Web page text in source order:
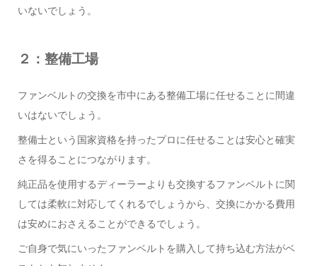
いないでしょう。
２：整備工場
ファンベルトの交換を市中にある整備工場に任せることに間違
いはないでしょう。
整備士という国家資格を持ったプロに任せることは安心と確実
さを得ることにつながります。
純正品を使用するディーラーよりも交換するファンベルトに関
しては柔軟に対応してくれるでしょうから、交換にかかる費用
は安めにおさえることができるでしょう。
ご自身で気にいったファンベルトを購入して持ち込む方法がベ